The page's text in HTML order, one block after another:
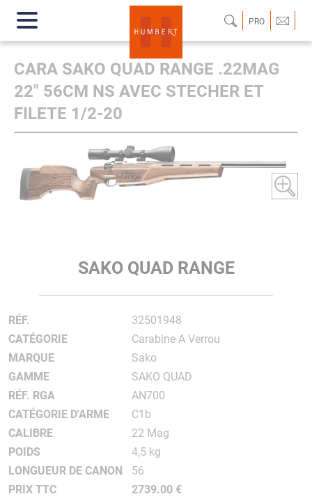
PRO
CARA SAKO QUAD RANGE .22MAG
22" 56CM NS AVEC STECHER ET
FILETE 1/2-20
SAKO QUAD RANGE
RÉF.
32501948
CATÉGORIE
Carabine A Verrou
MARQUE
Sako
GAMME
SAKO QUAD
RÉF. RGA
AN700
CATÉGORIE D'ARME
C1b
CALIBRE
22 Mag
POIDS
4,5 kg
LONGUEUR DE CANON
56
PRIX TTC
2739.00 €